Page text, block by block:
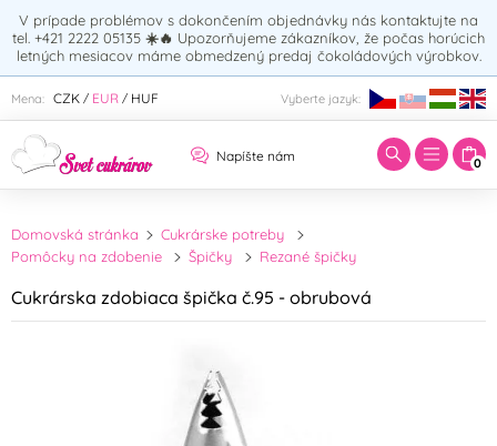
V prípade problémov s dokončením objednávky nás kontaktujte na
tel. +421 2222 05135 ☀️🔥 Upozorňujeme zákazníkov, že počas horúcich
letných mesiacov máme obmedzený predaj čokoládových výrobkov.
Mena: CZK / EUR / HUF Vyberte jazyk:
Napíšte nám 0
Zadajte hľadaný výraz:
Domovská stránka
Cukrárske potreby
Pomôcky na zdobenie
Špičky Rezané špičky
Cukrárska zdobiaca špička č.95 - obrubová